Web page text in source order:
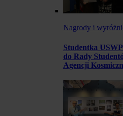
Nagrody i
Studentka
do Rady
Agencji